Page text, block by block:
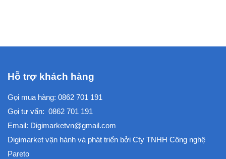
Hỗ trợ khách hàng
Gọi mua hàng: 0862 701 191
Gọi tư vấn: 0862 701 191
Email: Digimarketvn@gmail.com
Digimarket vận hành và phát triển bởi Cty TNHH Công nghệ
Pareto